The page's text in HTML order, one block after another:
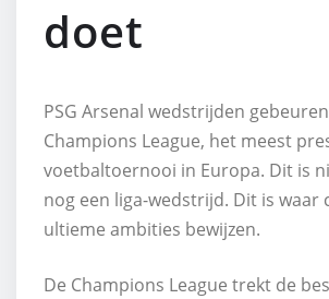
doet
PSG Arsenal wedstrijden
Champions League, het meest
voetbaltoernooi in Europa. Dit is
nog een liga-wedstrijd. Dit is waar
ultieme ambities bewijzen.
De Champions League trekt de